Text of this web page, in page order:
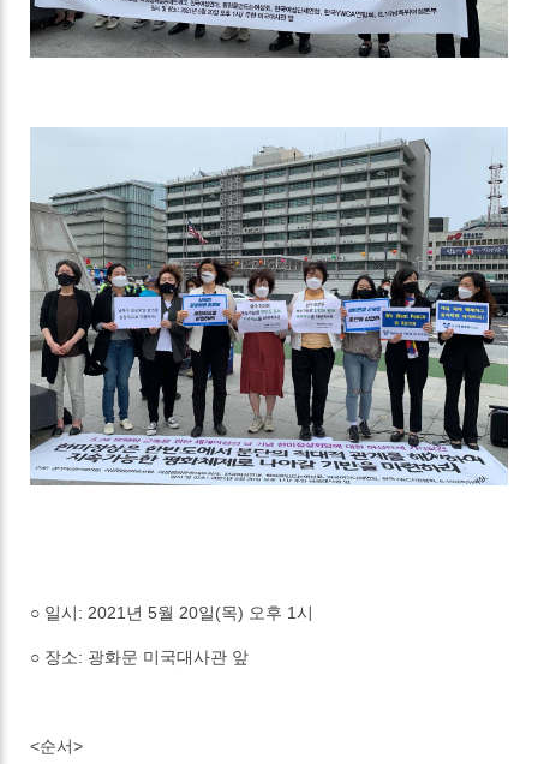
○ 일시: 2021년 5월 20일(목) 오후 1시
○ 장소: 광화문 미국대사관 앞
<순서>